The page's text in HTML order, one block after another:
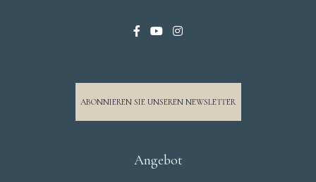
ABONNIEREN SIE UNSEREN NEWSLETTER
Angebot